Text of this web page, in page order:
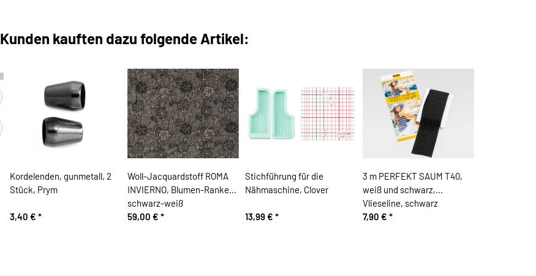
Kunden kauften dazu folgende Artikel:
Kordelenden, gunmetall, 2
Stück, Prym
3,40 € *
Woll-Jacquardstoff ROMA
INVIERNO, Blumen-Ranken,
schwarz-weiß
59,00 € *
Stichführung für die
Nähmaschine, Clover
13,99 € *
3 m PERFEKT SAUM T40,
weiß und schwarz,
Vlieseline, schwarz
7,90 € *